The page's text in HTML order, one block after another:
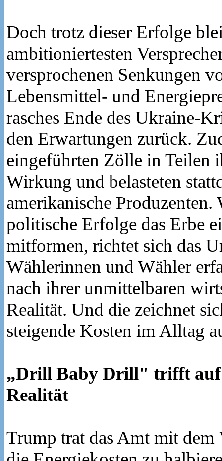
Doch trotz dieser Erfolge
ambitioniertesten
versprochenen Senkungen
Lebensmittel- und
rasches Ende des Ukraine-
den Erwartungen zurück.
eingeführten Zölle in Teilen
Wirkung und belasteten
amerikanische Produzenten.
politische Erfolge das Erbe
mitformen, richtet sich das
Wählerinnen und Wähler
nach ihrer unmittelbaren
Realität. Und die zeichnet
steigende Kosten im Alltag
„Drill Baby Drill" trifft auf
Realität
Trump trat das Amt mit dem